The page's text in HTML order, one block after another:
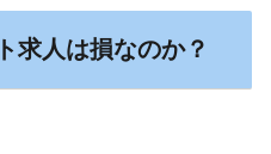
求人は損なのか？